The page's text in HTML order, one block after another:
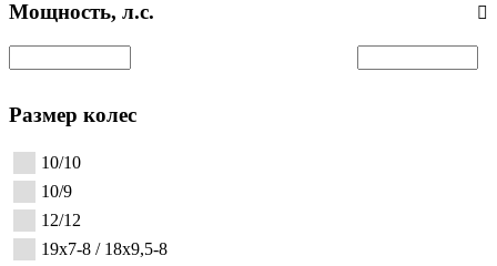
Мощность, л.с.
Размер колес
10/10
10/9
12/12
19x7-8 / 18x9,5-8